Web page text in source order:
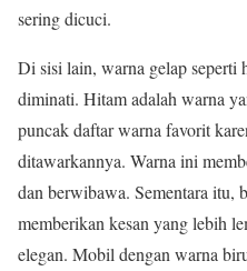
sering dicuci.
Di sisi lain, warna gelap seperti
diminati. Hitam adalah warna
puncak daftar warna favorit
ditawarkannya. Warna ini
dan berwibawa. Sementara itu,
memberikan kesan yang lebih
elegan. Mobil dengan warna